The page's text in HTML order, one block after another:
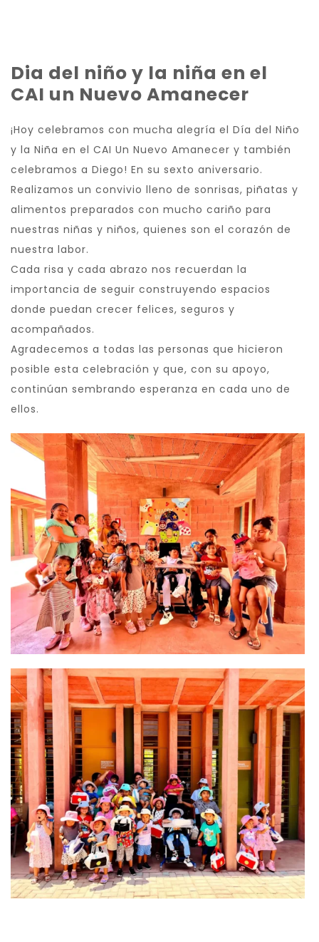
Dia del niño y la niña en el
CAI un Nuevo Amanecer
¡Hoy celebramos con mucha alegría el Día del Niño
y la Niña en el CAI Un Nuevo Amanecer y también
celebramos a Diego! En su sexto aniversario.
Realizamos un convivio lleno de sonrisas, piñatas y
alimentos preparados con mucho cariño para
nuestras niñas y niños, quienes son el corazón de
nuestra labor.
Cada risa y cada abrazo nos recuerdan la
importancia de seguir construyendo espacios
donde puedan crecer felices, seguros y
acompañados.
Agradecemos a todas las personas que hicieron
posible esta celebración y que, con su apoyo,
continúan sembrando esperanza en cada uno de
ellos.